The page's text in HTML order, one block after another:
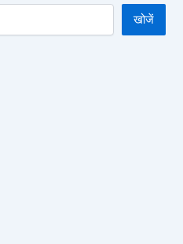
खोजें